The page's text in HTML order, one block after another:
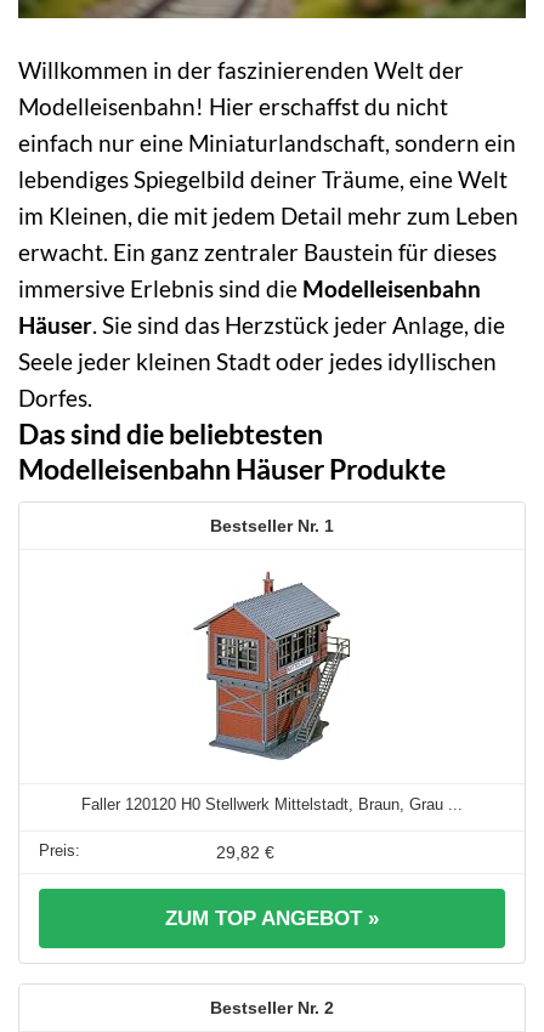
Willkommen in der faszinierenden Welt der
Modelleisenbahn! Hier erschaffst du nicht
einfach nur eine Miniaturlandschaft, sondern ein
lebendiges Spiegelbild deiner Träume, eine Welt
im Kleinen, die mit jedem Detail mehr zum Leben
erwacht. Ein ganz zentraler Baustein für dieses
immersive Erlebnis sind die Modelleisenbahn
Häuser. Sie sind das Herzstück jeder Anlage, die
Seele jeder kleinen Stadt oder jedes idyllischen
Dorfes.
Das sind die beliebtesten
Modelleisenbahn Häuser Produkte
1
Faller 120120 H0 Stellwerk Mittelstadt, Braun, Grau ...
29,82 €
ZUM TOP ANGEBOT »
2